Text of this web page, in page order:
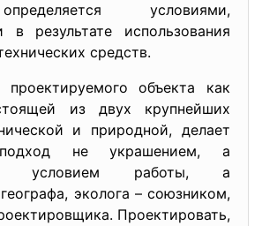
условиями,
в результате использования
средств.
проектируемого объекта как
из двух крупнейших
и природной, делает
не украшением, а
условием работы, а
эколога – союзником,
Проектировать,